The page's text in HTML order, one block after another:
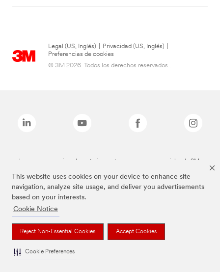
This website uses cookies on your device to enhance site
navigation, analyze site usage, and deliver you advertisements
based on your interests.
Cookie Notice
Reject Non-Essential Cookies Accept Cookies
Cookie Preferences
Legal (US, Inglés) Privacidad (US, Inglés)
Preferencias de cookies
© 3M 2026. Todos los derechos reservados..
Las marcas mencionadas anteriormente son marcas comerciales de 3M.